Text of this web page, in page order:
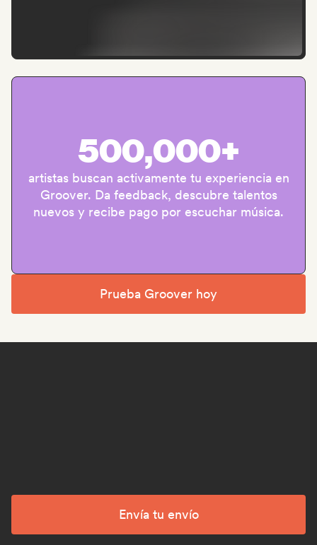
500,000+
artistas buscan activamente tu experiencia en
Groover. Da feedback, descubre talentos
nuevos y recibe pago por escuchar música.
Prueba Groover hoy
Envía tu envío